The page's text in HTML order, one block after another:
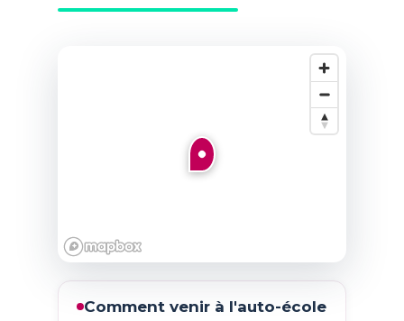
Comment venir à l'auto-école